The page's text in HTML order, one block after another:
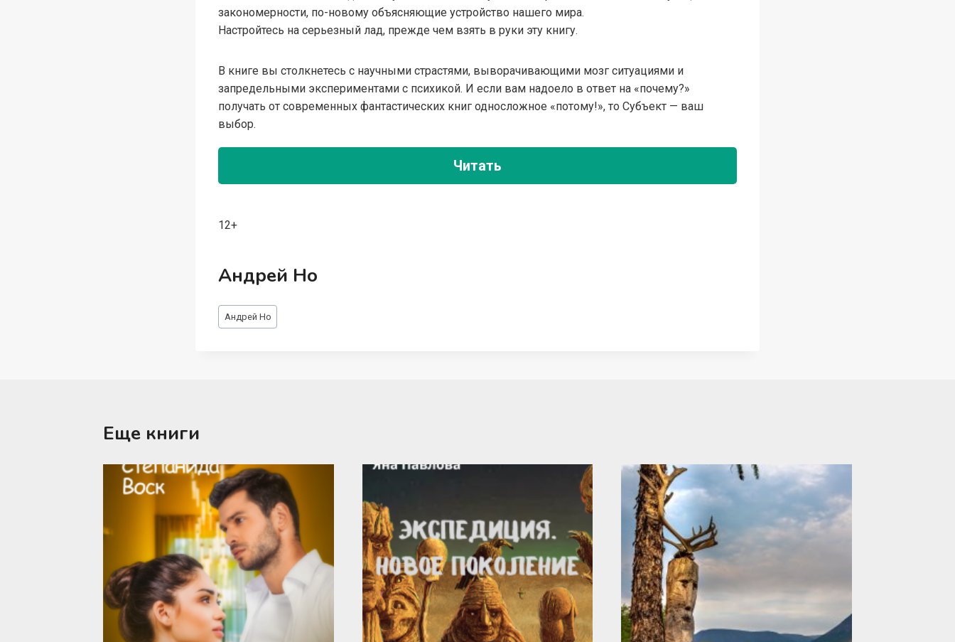
закономерности, по-новому объясняющие устройство нашего мира.
Настройтесь на серьезный лад, прежде чем взять в руки эту книгу.
В книге вы столкнетесь с научными страстями, выворачивающими мозг ситуациями и
запредельными экспериментами с психикой. И если вам надоело в ответ на «почему?»
получать от современных фантастических книг односложное «потому!», то Субъект — ваш
выбор.
Читать
12+
Андрей Но
Метки
записи:
Андрей Но
Еще книги